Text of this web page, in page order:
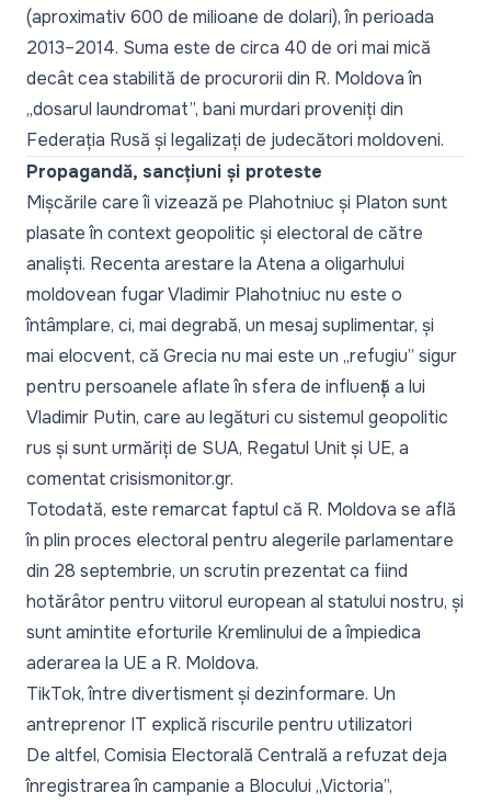
(aproximativ 600 de milioane de dolari), în perioada
2013–2014. Suma este de circa 40 de ori mai mică
decât cea stabilită de procurorii din R. Moldova în
„dosarul laundromat”, bani murdari proveniți din
Federația Rusă și legalizați de judecători moldoveni.
Propagandă, sancțiuni și proteste
Mișcările care îi vizează pe Plahotniuc și Platon sunt
plasate în context geopolitic și electoral de către
analiști. Recenta arestare la Atena a oligarhului
moldovean fugar Vladimir Plahotniuc nu este o
întâmplare, ci, mai degrabă, un mesaj suplimentar, și
mai elocvent, că Grecia nu mai este un „refugiu” sigur
pentru persoanele aflate în sfera de influență a lui
Vladimir Putin, care au legături cu sistemul geopolitic
rus și sunt urmăriți de SUA, Regatul Unit și UE, a
comentat crisismonitor.gr.
Totodată, este remarcat faptul că R. Moldova se află
în plin proces electoral pentru alegerile parlamentare
din 28 septembrie, un scrutin prezentat ca fiind
hotărâtor pentru viitorul european al statului nostru, și
sunt amintite eforturile Kremlinului de a împiedica
aderarea la UE a R. Moldova.
TikTok, între divertisment și dezinformare. Un
antreprenor IT explică riscurile pentru utilizatori
De altfel, Comisia Electorală Centrală a refuzat deja
înregistrarea în campanie a Blocului „Victoria”,